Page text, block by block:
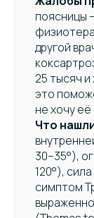
поясницы
другой
25 тысяч
это
не хочу
Что
30–35°),
120°),
симптом